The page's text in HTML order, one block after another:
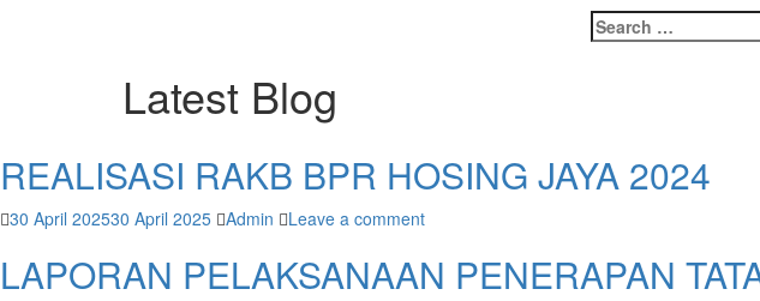
Search
for:
Latest Blog
REALISASI RAKB BPR HOSING JAYA 2024
30 April 202530 April 2025 Admin Leave a comment
LAPORAN PELAKSANAAN PENERAPAN